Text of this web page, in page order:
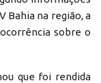
Bahia na região, a
sobre o
que foi rendida